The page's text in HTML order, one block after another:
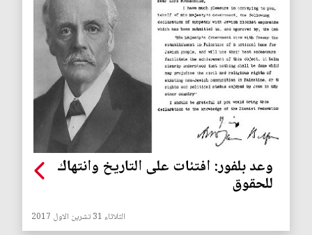
وعد بلفور: افتئات على التاريخ وانتهاك
للحقوق
الثلاثاء 31 تشرين الاول 2017